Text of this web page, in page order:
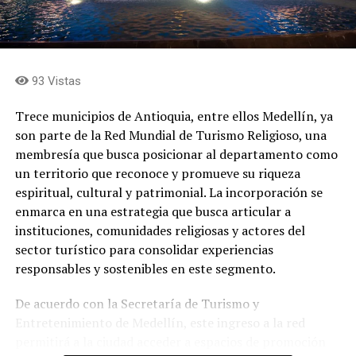
Juan Carlos, es uno de los intérpretes más versátiles que
tiene la música colombiana. Ya son cuatro décadas
bolero, la balada y la música tropical. Ha integrado
93 Vistas
Trece municipios de Antioquia, entre ellos Medellín, ya
son parte de la Red Mundial de Turismo Religioso, una
membresía que busca posicionar al departamento como
un territorio que reconoce y promueve su riqueza
espiritual, cultural y patrimonial. La incorporación se
enmarca en una estrategia que busca articular a
instituciones, comunidades religiosas y actores del
sector turístico para consolidar experiencias
responsables y sostenibles en este segmento.
De acuerdo con la Secretaría de Turismo y